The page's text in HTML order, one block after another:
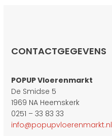
CONTACTGEGEVENS
POPUP Vloerenmarkt
De Smidse 5
1969 NA Heemskerk
0251 – 33 83 33
info@popupvloerenmarkt.nl